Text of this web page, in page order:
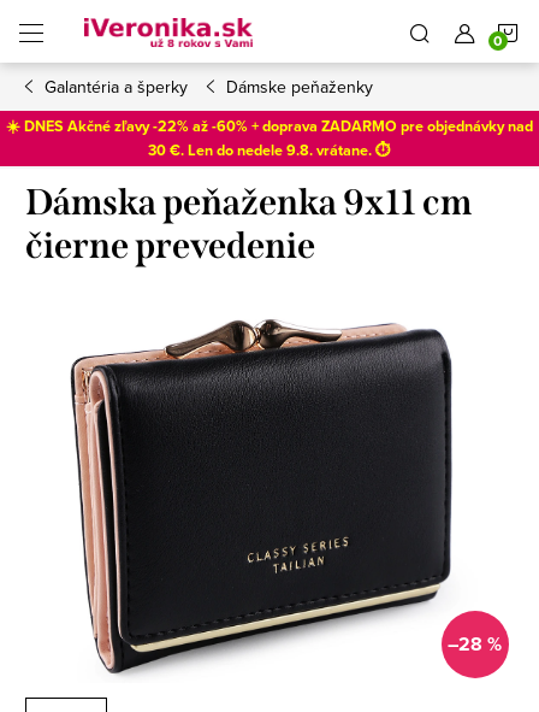
obsah
Galantéria a šperky Dámske peňaženky
☀️ DNES Akčné zľavy -22% až -60% + doprava ZADARMO pre objednávky nad
30 €. Len donedele 9.8. vrátane. ⏱️
Dámska peňaženka 9x11 cm
čierne prevedenie
–28 %